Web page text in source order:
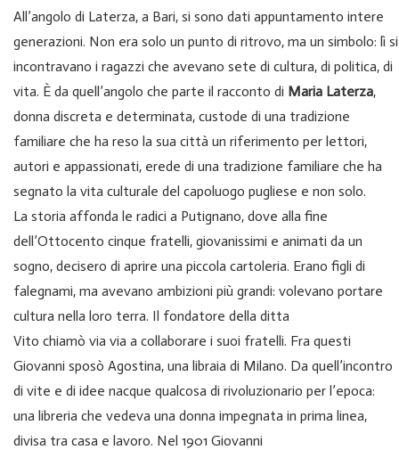
All’angolo di Laterza, a Bari, si sono dati appuntamento intere
generazioni. Non era solo un punto di ritrovo, ma un simbolo: lì si
incontravano i ragazzi che avevano sete di cultura, di politica, di
vita. È da quell’angolo che parte il racconto di Maria Laterza,
donna discreta e determinata, custode di una tradizione
familiare che ha reso la sua città un riferimento per lettori,
autori e appassionati, erede di una tradizione familiare che ha
segnato la vita culturale del capoluogo pugliese e non solo.
La storia affonda le radici a Putignano, dove alla fine
dell’Ottocento cinque fratelli, giovanissimi e animati da un
sogno, decisero di aprire una piccola cartoleria. Erano figli di
falegnami, ma avevano ambizioni più grandi: volevano portare
cultura nella loro terra. Il fondatore della ditta
Vito chiamò via via a collaborare i suoi fratelli. Fra questi
Giovanni sposò Agostina, una libraia di Milano. Da quell’incontro
di vite e di idee nacque qualcosa di rivoluzionario per l’epoca:
una libreria che vedeva una donna impegnata in prima linea,
divisa tra casa e lavoro. Nel 1901 Giovanni